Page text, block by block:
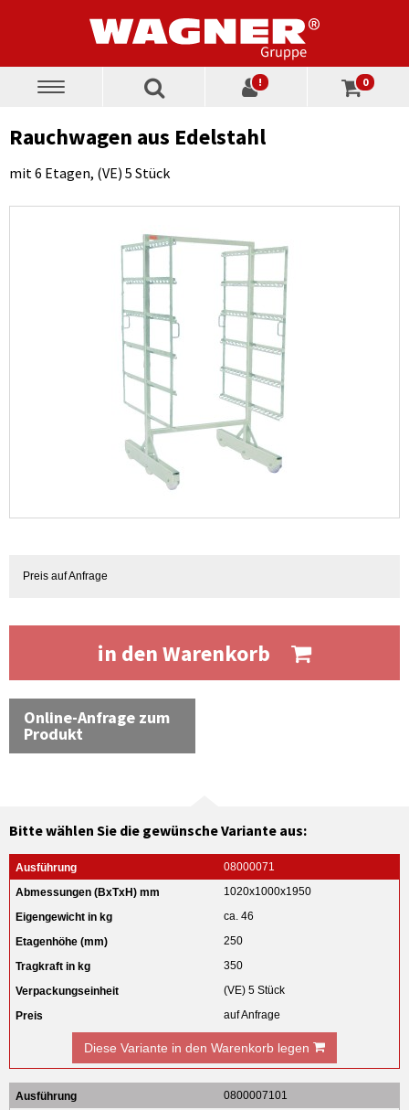
Toggle
! 0
Rauchwagen aus Edelstahl
mit 6 Etagen, (VE) 5 Stück
Preis auf Anfrage
in den Warenkorb
Online-Anfrage zum
Produkt
Bitte wählen Sie die gewünsche Variante aus:
08000071
1020x1000x1950
ca. 46
250
350
(VE) 5 Stück
auf Anfrage
Diese Variante in den Warenkorb legen
0800007101